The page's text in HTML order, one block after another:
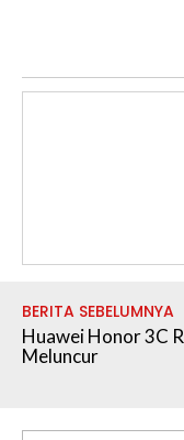
BERITA SEBELUMNYA
Huawei Honor 3C
Meluncur